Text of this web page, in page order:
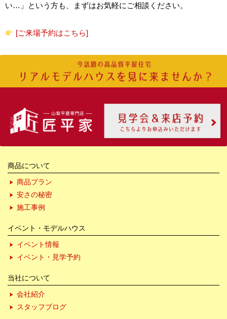
い…」という方も、まずはお気軽にご相談ください。
[ご来場予約はこちら]
商品について
商品プラン
安さの秘密
施工事例
イベント・モデルハウス
イベント情報
イベント・見学予約
当社について
会社紹介
スタッフブログ